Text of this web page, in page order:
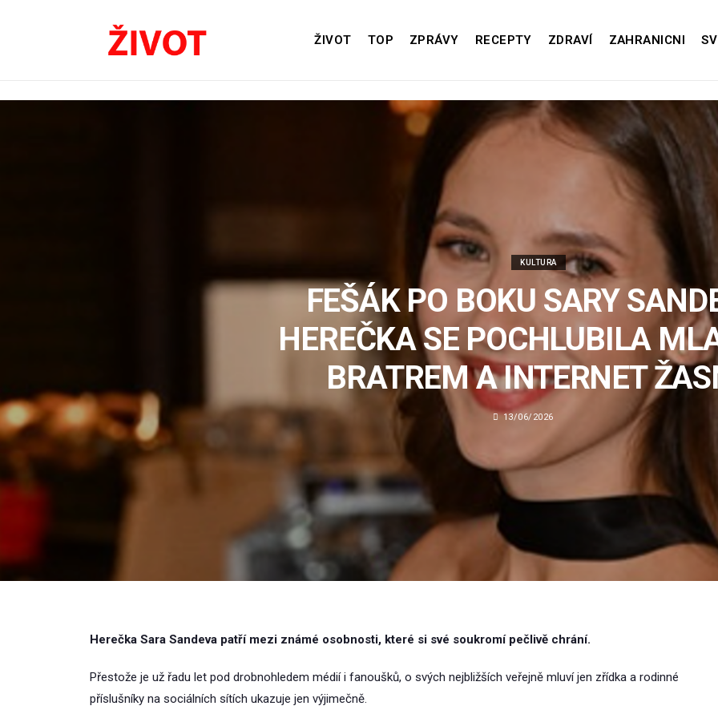
ŽIVOT TOP ZPRÁVY RECEPTY ZDRAVÍ ZAHRANICNI
KULTURA
FEŠÁK PO BOKU SARY
HEREČKA SE POCHLUBILA
BRATREM A INTERNET
13/06/2026
Herečka Sara Sandeva patří mezi známé osobnosti, které si své soukromí pečlivě chrání.
Přestože je už řadu let pod drobnohledem médií i fanoušků, o svých nejbližších veřejně mluví jen zřídka a rodinné
příslušníky na sociálních sítích ukazuje jen výjimečně.